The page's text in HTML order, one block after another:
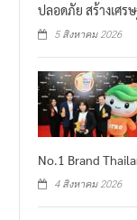
ปลอดภัย สร้างเศร
5 สิงหาคม 2026
No.1 Brand
4 สิงหาคม 2026